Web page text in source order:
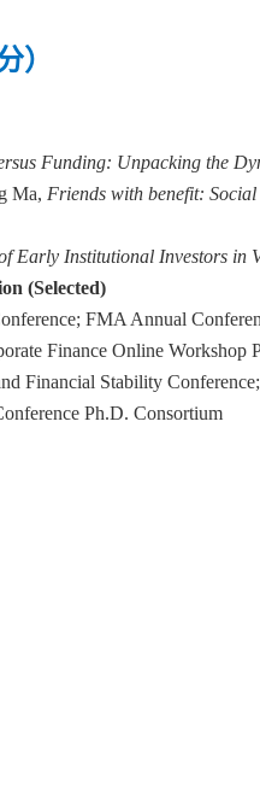
）
Funding: Unpacking the
Ma, Friends with benefit:
Early Institutional Investors in
(Selected)
FMA Annual
Finance Online
Financial Stability
Ph.D. Consortium